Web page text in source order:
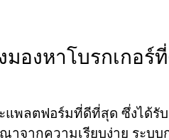
องหาโบรกเกอ
พลตฟอร์มที่ดีที่สุด ซึ่งได้รั
าจากความเรียบง่าย ระบ